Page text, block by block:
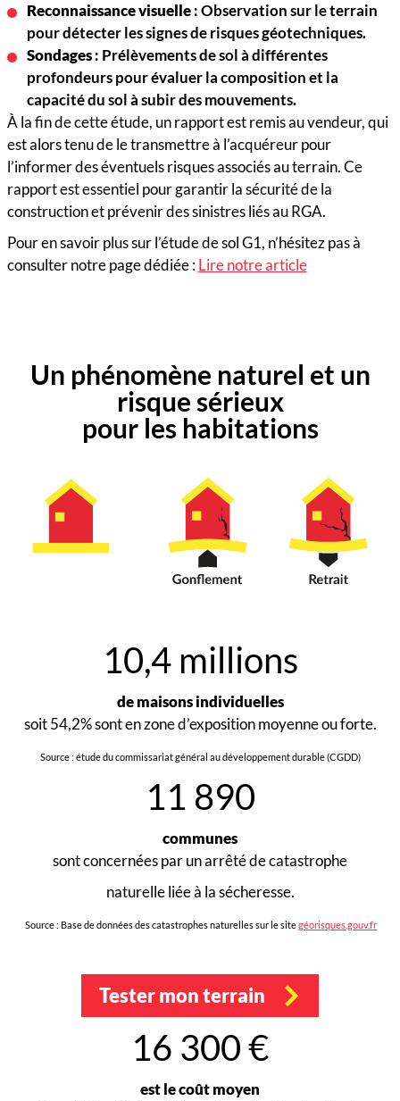
Reconnaissance visuelle: Observation sur le terrain
pour détecter les signes de risques géotechniques.
Sondages: Prélèvements de sol à différentes
profondeurs pour évaluer la composition et la
capacité du sol à subir des mouvements.
À la fin de cette étude, un rapport est remis au vendeur, qui
est alors tenu de le transmettre à l’acquéreur pour
l’informer des éventuels risques associés au terrain. Ce
rapport est essentiel pour garantir la sécurité de la
construction et prévenir des sinistres liés au RGA.
Pour en savoir plus sur l’étude de sol G1, n’hésitez pas à
consulter notre page dédiée :Lire notre article
Un phénomène naturel et un
risque sérieux
pour les habitations
10,4 millions
de maisons individuelles
soit 54,2% sont en zone d’exposition moyenne ou forte.
Source : étude du commissariat général au développement durable (CGDD)
11 890
communes
sont concernées par un arrêté de catastrophe
naturelle liée à la sécheresse.
Source : Base de données des catastrophes naturelles sur le sitegéorisques.gouv.fr
Tester mon terrain
16 300 €
est le coût moyen